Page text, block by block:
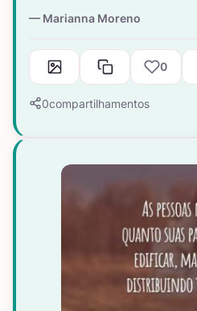
Marianna Moreno
0
0compartilhamentos